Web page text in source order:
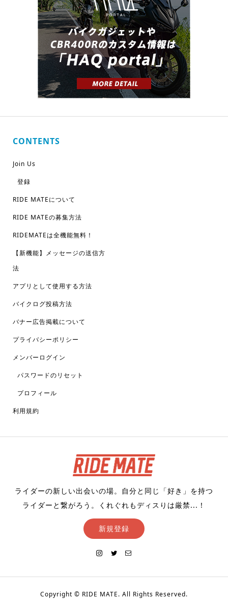
CONTENTS
Join Us
登録
RIDE MATEについて
RIDE MATEの募集方法
RIDEMATEは全機能無料！
【新機能】メッセージの送信方
法
アプリとして使用する方法
バイクログ投稿方法
バナー広告掲載について
プライバシーポリシー
メンバーログイン
パスワードのリセット
プロフィール
利用規約
ライダーの新しい出会いの場。自分と同じ「好き」を持つ
ライダーと繋がろう。くれぐれもディスりは厳禁...！
新規登録
Copyright © RIDE MATE. All Rights Reserved.